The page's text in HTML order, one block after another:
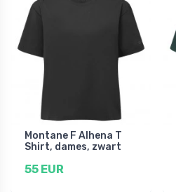
Montane F Alhena T
Shirt, dames, zwart
55 EUR